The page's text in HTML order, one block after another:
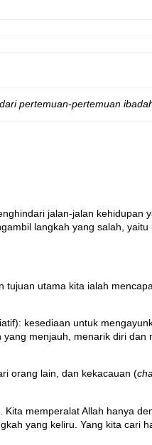
pertemuan-pertemuan
jalan-jalan kehidupan
langkah yang salah,
utama kita ialah
kesediaan untuk
menjauh, menarik diri dan
orang lain, dan kekacauan (
memperalat Allah hanya
yang keliru. Yang kita cari